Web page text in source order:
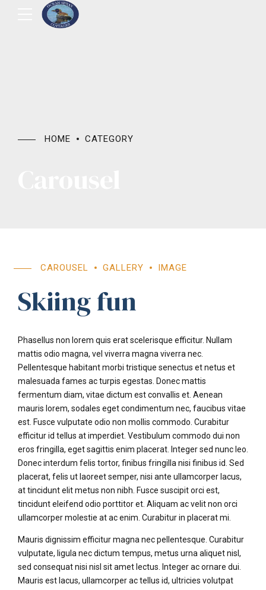
HOME CATEGORY
CAROUSEL GALLERY IMAGE
Skiing fun
Phasellus non lorem quis erat scelerisque efficitur. Nullam
mattis odio magna, vel viverra magna viverra nec.
Pellentesque habitant morbi tristique senectus et netus et
malesuada fames ac turpis egestas. Donec mattis
fermentum diam, vitae dictum est convallis et. Aenean
mauris lorem, sodales eget condimentum nec, faucibus vitae
est. Fusce vulputate odio non mollis commodo. Curabitur
efficitur id tellus at imperdiet. Vestibulum commodo dui non
eros fringilla, eget sagittis enim placerat. Integer sed nunc leo.
Donec interdum felis tortor, finibus fringilla nisi finibus id. Sed
placerat, felis ut laoreet semper, nisi ante ullamcorper lacus,
at tincidunt elit metus non nibh. Fusce suscipit orci est,
tincidunt eleifend odio porttitor et. Aliquam ac velit non orci
ullamcorper molestie at ac enim. Curabitur in placerat mi.
Mauris dignissim efficitur magna nec pellentesque. Curabitur
vulputate, ligula nec dictum tempus, metus urna aliquet nisl,
sed consequat nisi nisl sit amet lectus. Integer ac ornare dui.
Mauris est lacus, ullamcorper ac tellus id, ultricies volutpat